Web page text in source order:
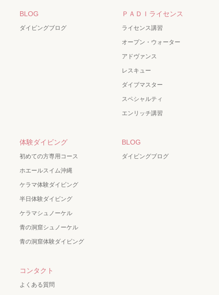
BLOG
ダイビングブログ
ＰＡＤＩライセンス
ライセンス講習
オープン・ウォーター
アドヴァンス
レスキュー
ダイブマスター
スペシャルティ
エンリッチ講習
体験ダイビング
初めての方専用コース
ホエールスイム沖縄
ケラマ体験ダイビング
半日体験ダイビング
ケラマシュノーケル
青の洞窟シュノーケル
青の洞窟体験ダイビング
BLOG
ダイビングブログ
コンタクト
よくある質問